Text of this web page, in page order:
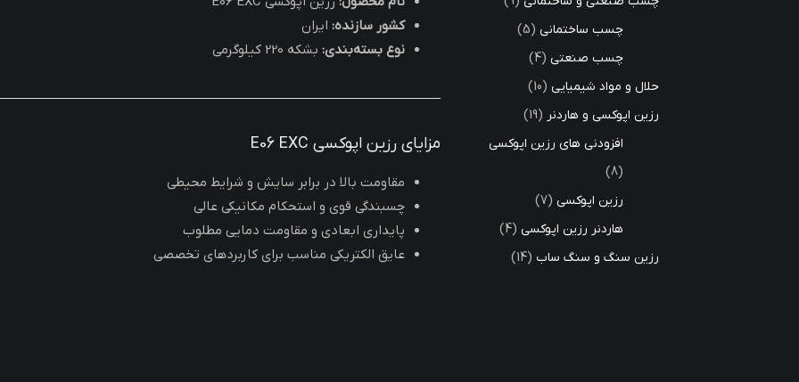
کشور سازنده: ایران
نوع بسته‌بندی: بشکه 220 کیلوگرمی
مزایای رزین اپوکسی E06 EXC
مقاومت بالا در برابر سایش و شرایط محیطی
چسبندگی قوی و استحکام مکانیکی عالی
پایداری ابعادی و مقاومت دمایی مطلوب
عایق الکتریکی مناسب برای کاربردهای تخصصی
چسب ساختمانی 5
چسب صنعتی 4
حلال و مواد شیمیایی 10
رزین اپوکسی و هاردنر
19
افزودنی های رزین اپوکسی
8
رزین اپوکسی 7
هاردنر رزین اپوکسی 4
رزین سنگ و سنگ ساب 14